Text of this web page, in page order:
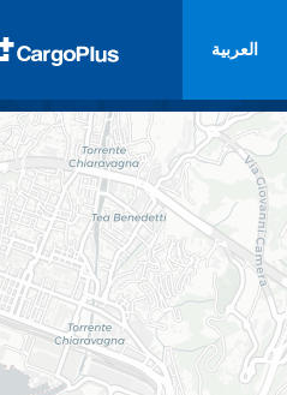
العربية
English
Italiano
Spanish
Français
Deutsch
русский